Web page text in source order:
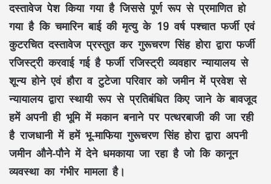
दस्तावेज पेश किया गया है जिससे पूर्ण रूप से प्रमाणित हो
गया है कि चमारिन बाई की मृत्यु के 19 वर्ष पश्चात फर्जी एवं
कुटरचित दस्तावेज प्रस्तुत कर गुरूचरण सिंह होरा द्वारा फर्जी
रजिस्ट्री करवाई गई है फर्जी रजिस्ट्री व्यवहार न्यायालय से
शून्य होने एवं हौरा व टुटेजा परिवार को जमीन में प्रवेश से
न्यायालय द्वारा स्थायी रूप से प्रतिबंधित किए जाने के बावजूद
हमें अपनी ही भूमि में मकान बनाने पर पत्थरबाजी की जा रही
है राजधानी में हमें भू-माफिया गुरूचरण सिंह होरा द्वारा अपनी
जमीन औने-पौने में देने धमकाया जा रहा है जो कि कानून
व्यवस्था का गंभीर मामला है।